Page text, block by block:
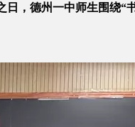
，德州一中师生围绕“